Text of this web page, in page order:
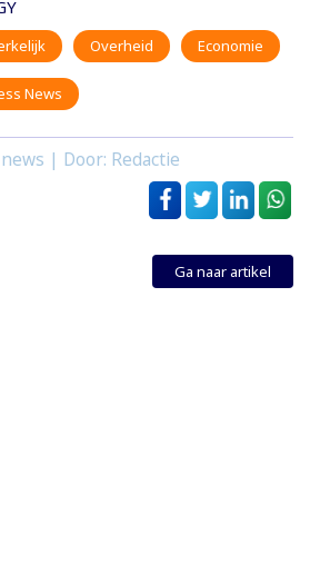
Overheid Economie
News
| Door: Redactie
Ga naar artikel